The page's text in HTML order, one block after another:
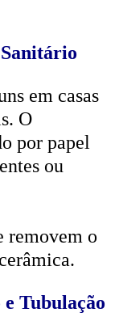
em casas
O
por papel
ou
removem o
Tubulação